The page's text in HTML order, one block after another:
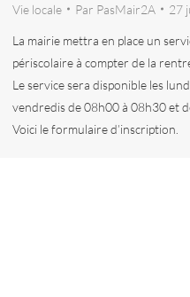
Vie locale Par PasMair2A 27
La mairie mettra en place un
périscolaire à compter de la
Le service sera disponible les
vendredis de 08h00 à 08h30 et
Voici le formulaire d’inscription.